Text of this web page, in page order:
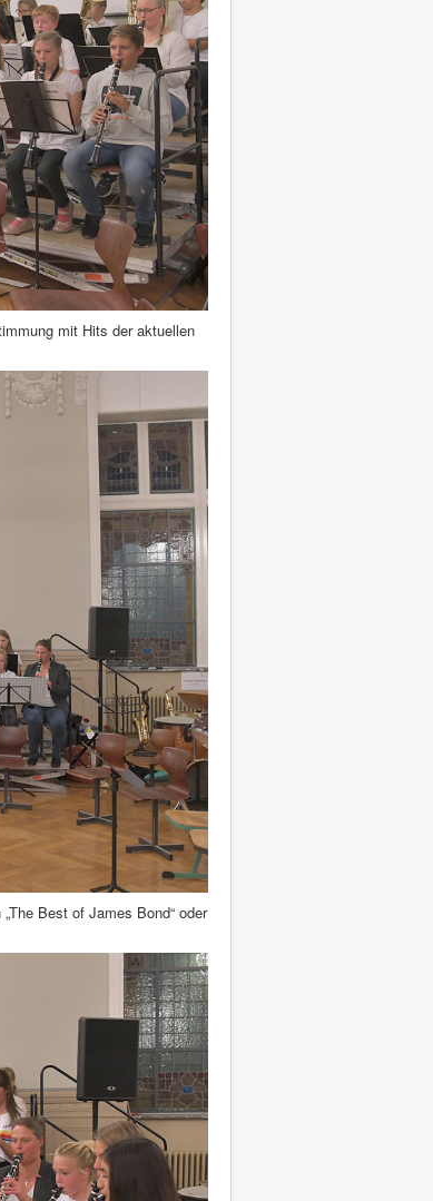
mit Hits der aktuellen
Best of James Bond“ oder